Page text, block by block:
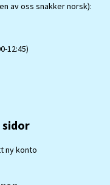
av oss snakker norsk):
12:45)
sidor
ny konto